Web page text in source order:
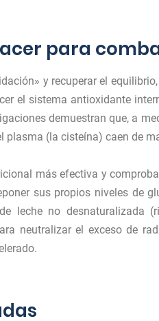
para
y recuperar el
el sistema antioxidante
demuestran que, a
plasma (la cisteína) caen de
más efectiva y
sus propios niveles de
leche no desnaturalizada
neutralizar el exceso de